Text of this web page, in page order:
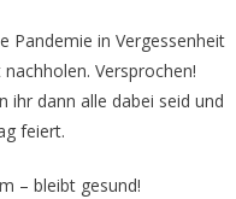
Pandemie in Vergessenheit
Versprochen!
ihr dann alle dabei seid und
feiert.
– bleibt gesund!